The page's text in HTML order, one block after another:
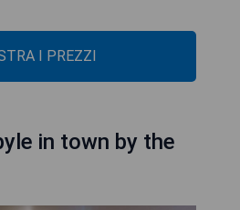
I PREZZI
in town by the